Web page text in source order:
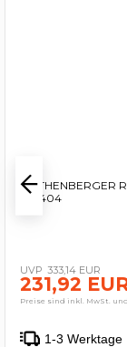
ROTHENBERGER
222404
333,14 EUR
231,92
Preise sind inkl. MwSt.
1-3 Werktage